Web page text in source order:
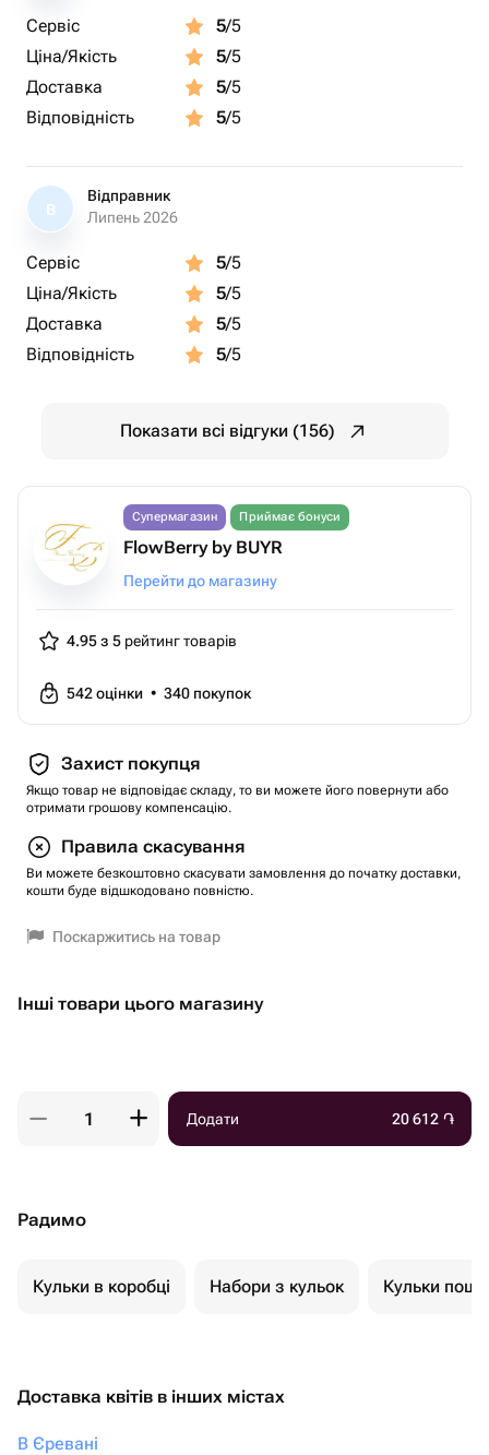
Сервіс 5/5
Ціна/Якість
5/5
Доставка
5/5
Відповідність
5/5
В
Відправник
Липень 2026
Сервіс 5/5
Ціна/Якість
5/5
Доставка
5/5
Відповідність
5/5
Показати всі відгуки (156)
Супермагазин Приймає бонуси
FlowBerry by BUYR
Перейти до магазину
4.95 з 5 рейтинг товарів
542оцінки • 340 покупок
Захист покупця
Якщо товар не відповідає складу, то ви можете його повернути або
отримати грошову компенсацію.
Правила скасування
Ви можете безкоштовно скасувати замовлення до початку доставки,
кошти буде відшкодовано повністю.
Поскаржитись на товар
Інші товари цього магазину
Додати 20 612 ֏
Радимо
Кульки в коробці Набори з кульок Кульки
Доставка квітів в інших містах
В Єревані